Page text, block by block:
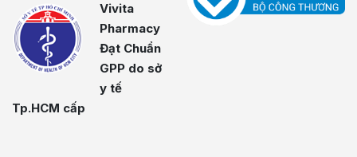
Vivita
Pharmacy
Đạt Chuẩn
GPP do sở
y tế
Tp.HCM cấp